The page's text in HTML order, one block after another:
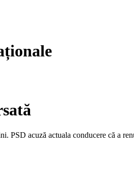
acuză actuala conducere că a